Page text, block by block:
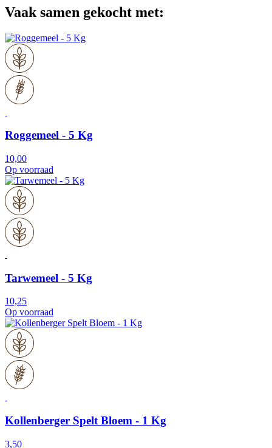
Vaak samen gekocht met:
Roggemeel - 5 Kg
10,00
Op voorraad
Tarwemeel - 5 Kg
10,25
Op voorraad
Kollenberger Spelt Bloem - 1 Kg
3,50